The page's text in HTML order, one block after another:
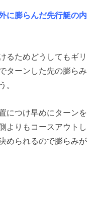
に膨らんだ先行艇の内
るためどうしてもギリ
ターンした先の膨らみ
。
につけ早めにターンを
よりもコースアウトし
められるので膨らみが